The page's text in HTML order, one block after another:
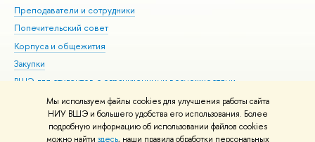
Мы используем файлы cookies для улучшения работы сайта
НИУ ВШЭ и большего удобства его использования. Более
подробную информацию об использовании файлов cookies
можно найти здесь, наши правила обработки персональных
Преподаватели и сотрудники
Попечительский совет
Корпуса и общежития
Закупки
ВШЭ для студентов с ограниченными возможностями
здоровья и инвалидностью
Версия для слабовидящих
Единая платежная страница